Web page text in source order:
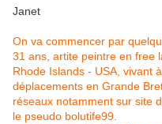
Janet
On va commencer par
31 ans, artite peintre en free
Rhode Islands - USA, vivant
déplacements en Grande
réseaux notamment sur site
le pseudo bolutife99.